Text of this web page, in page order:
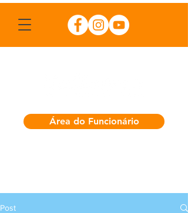
Área do Funcionário
Post